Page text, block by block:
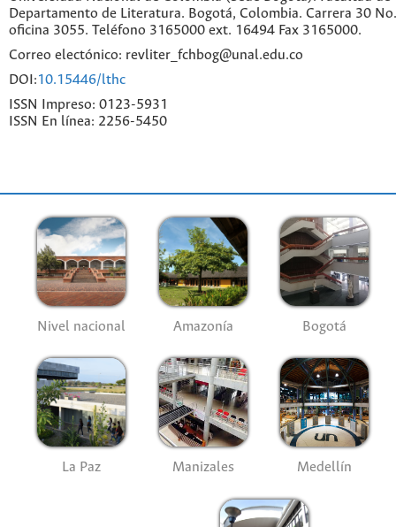
Departamento de Literatura. Bogotá, Colombia. Carrera 30
oficina 3055. Teléfono 3165000 ext. 16494 Fax 3165000.
Correo electónico: revliter_fchbog@unal.edu.co
DOI:10.15446/lthc
ISSN Impreso: 0123-5931
ISSN En línea: 2256-5450
Nivel nacional Amazonía Bogotá
La Paz Manizales Medellín